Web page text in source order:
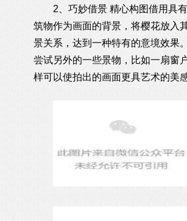
2、巧妙借景 精心构图借用具有
筑物作为画面的背景，将樱花放入
景关系，达到一种特有的意境效果
尝试另外的一些景物，比如一扇窗
样可以使拍出的画面更具艺术的美感